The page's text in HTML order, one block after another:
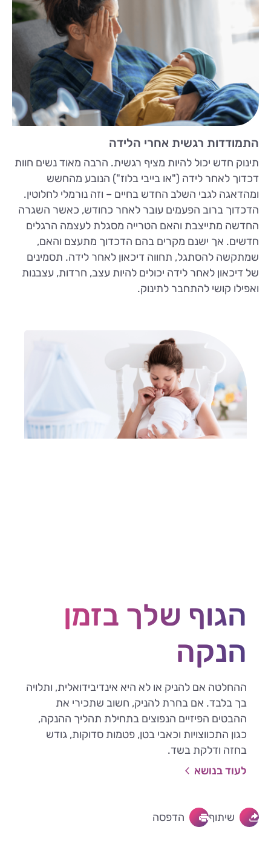
התמודדות רגשית אחרי הלידה
תינוק חדש יכול להיות מציף רגשית. הרבה מאוד נשים חוות
דכדוך לאחר לידה ("או בייבי בלוז") הנובע מהחשש
ומהדאגה לגבי השלב החדש בחיים – וזה נורמלי לחלוטין.
הדכדוך ברוב הפעמים עובר לאחר כחודש, כאשר השגרה
החדשה מתייצבת והאם הטרייה מסגלת לעצמה הרגלים
חדשים. אך ישנם מקרים בהם הדכדוך מתעצם והאם,
שמתקשה להסתגל, תחווה דיכאון לאחר לידה. תסמינים
של דיכאון לאחר לידה יכולים להיות עצב, חרדות, עצבנות
ואפילו קושי להתחבר לתינוק.
הגוף שלך בזמן
הנקה
ההחלטה אם להניק או לא היא אינדיבידואלית, ותלויה
בך בלבד. אם בחרת להניק, חשוב שתכירי את
ההבטים הפיזיים הנפוצים בתחילת תהליך ההנקה,
כגון התכווצויות וכאבי בטן, פטמות סדוקות, גודש
בחזה ודלקת בשד.
לעוד בנושא
שיתוף הדפסה